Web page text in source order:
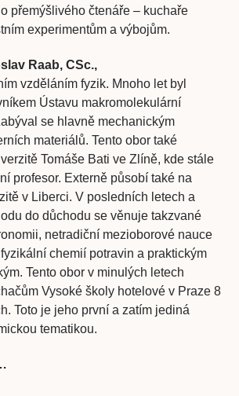
přemýšlivého čtenáře – kuchaře
experimentům a výbojům.
Raab, CSc.,
vzděláním fyzik. Mnoho let byl
Ústavu makromolekulární
se hlavně mechanickým
materiálů. Tento obor také
Tomáše Bati ve Zlíně, kde stále
profesor. Externě působí také na
v Liberci. V posledních letech a
do důchodu se věnuje takzvané
netradiční mezioborové nauce
chemií potravin a praktickým
Tento obor v minulých letech
Vysoké školy hotelové v Praze 8
Toto je jeho první a zatím jediná
tematikou.